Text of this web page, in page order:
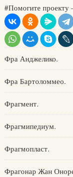
#Помогите проекту
Фра Анджелико.
Фра Бартоломмео.
Фрагмент.
Фрагмипедиум.
Фрагмопласт.
Фрагонар Жан